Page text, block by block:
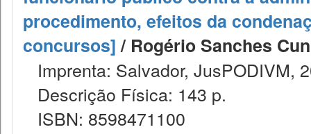
procedimento, efeitos da
concursos]/ Rogério Sanches
Imprenta: Salvador, JusPODIVM,
Descrição Física: 143 p.
ISBN: 8598471100